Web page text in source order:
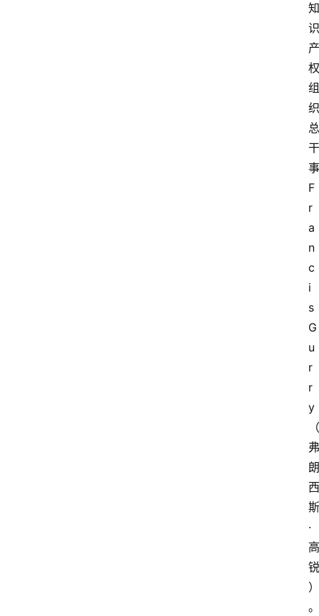
知
识
产
权
组
织
总
干
事
F
r
a
n
c
i
s
G
u
r
r
y
（
弗
朗
西
斯
·
高
锐
）
。